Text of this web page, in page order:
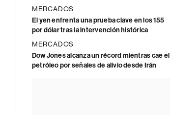
MERCADOS
El yen enfrenta una prueba clave en los 155
por dólar tras la intervención histórica
MERCADOS
Dow Jones alcanza un récord mientras cae el
petróleo por señales de alivio desde Irán